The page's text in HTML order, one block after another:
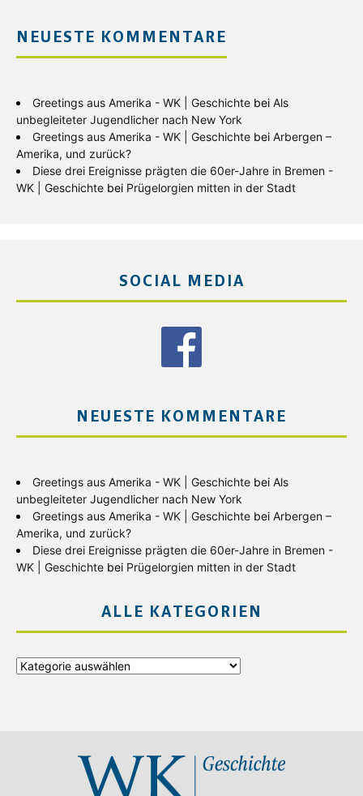
NEUESTE KOMMENTARE
Greetings aus Amerika - WK | Geschichte bei Als
unbegleiteter Jugendlicher nach New York
Greetings aus Amerika - WK | Geschichte bei Arbergen –
Amerika, und zurück?
Diese drei Ereignisse prägten die 60er-Jahre in Bremen -
WK | Geschichte bei Prügelorgien mitten in der Stadt
SOCIAL MEDIA
NEUESTE KOMMENTARE
Greetings aus Amerika - WK | Geschichte bei Als
unbegleiteter Jugendlicher nach New York
Greetings aus Amerika - WK | Geschichte bei Arbergen –
Amerika, und zurück?
Diese drei Ereignisse prägten die 60er-Jahre in Bremen -
WK | Geschichte bei Prügelorgien mitten in der Stadt
ALLE KATEGORIEN
Alle